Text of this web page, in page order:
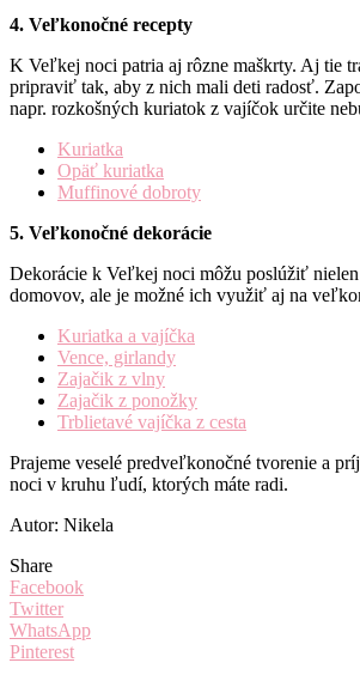
4. Veľkonočné recepty
K Veľkej noci patria aj rôzne maškrty. Aj tie
pripraviť tak, aby z nich mali deti radosť.
napr. rozkošných kuriatok z vajíčok určite
Kuriatka
Opäť kuriatka
Muffinové dobroty
5. Veľkonočné dekorácie
Dekorácie k Veľkej noci môžu poslúžiť
domovov, ale je možné ich využiť aj na
Kuriatka a vajíčka
Vence, girlandy
Zajačik z vlny
Zajačik z ponožky
Trblietavé vajíčka z cesta
Prajeme veselé predveľkonočné tvorenie a
noci v kruhu ľudí, ktorých máte radi.
Autor: Nikela
Share
Facebook
Twitter
WhatsApp
Pinterest